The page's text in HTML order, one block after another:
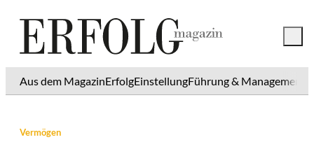
Aus dem MagazinErfolgEinstellungFührung & Management
Vermögen